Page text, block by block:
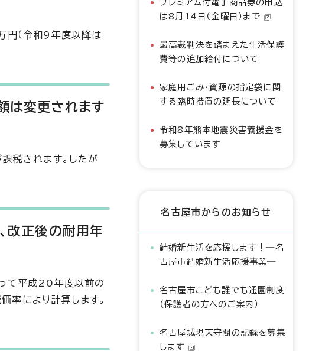
円（令和9年度以降は
は変更されます
税されます。したが
正後の耐用年
て平成20年度以前の
により計算します。
プレミアム付電子商品券の申込
は8月14日（金曜日）まで
最高裁判決を踏まえた生活保護
費等の追加給付について
家庭用ごみ・資源の指定袋に関
する臨時措置の延長について
令和8年熊本地震災害義援金を
募集しています
名古屋市からのお知らせ
結婚新生活を応援します！―名
古屋市結婚新生活応援事業―
名古屋市こども誰でも通園制度
（保護者の方へのご案内）
名古屋城現天守閣の記録を募集
します